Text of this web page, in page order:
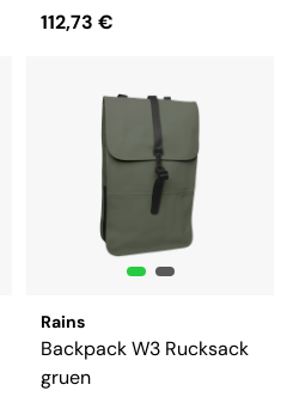
112,73 €
Rains
Backpack W3 Rucksack
gruen